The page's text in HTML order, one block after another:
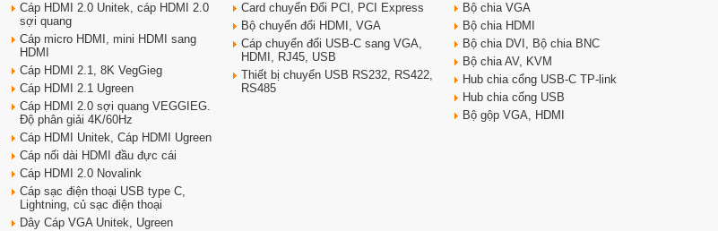
Cáp HDMI 2.0 Unitek, cáp HDMI 2.0
sợi quang
Cáp micro HDMI, mini HDMI sang
HDMI
Cáp HDMI 2.1, 8K VegGieg
Cáp HDMI 2.1 Ugreen
Cáp HDMI 2.0 sợi quang VEGGIEG.
Độ phân giải 4K/60Hz
Cáp HDMI Unitek, Cáp HDMI Ugreen
Cáp nối dài HDMI đầu đực cái
Cáp HDMI 2.0 Novalink
Cáp sạc điện thoại USB type C,
Lightning, củ sạc điện thoại
Dây Cáp VGA Unitek, Ugreen
Card chuyển Đổi PCI, PCI Express
Bộ chuyển đổi HDMI, VGA
Cáp chuyển đổi USB-C sang VGA,
HDMI, RJ45, USB
Thiết bị chuyển USB RS232, RS422,
RS485
Bộ chia VGA
Bộ chia HDMI
Bộ chia DVI, Bộ chia BNC
Bộ chia AV, KVM
Hub chia cổng USB-C TP-link
Hub chia cổng USB
Bộ gộp VGA, HDMI